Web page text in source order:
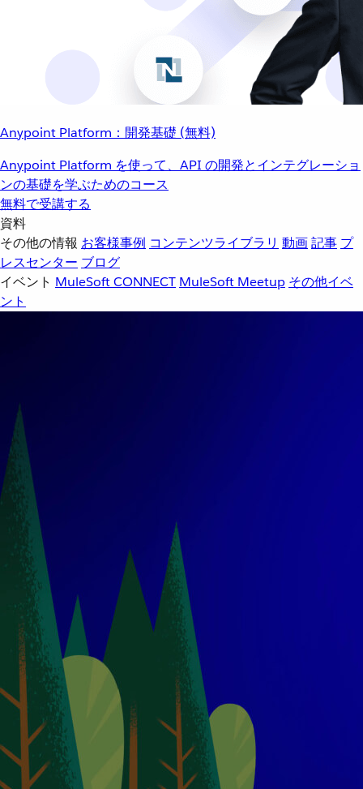
Anypoint Platform：開発基礎 (無料)
Anypoint Platform を使って、API の開発とインテグレーショ
ンの基礎を学ぶためのコース
無料で受講する
資料
その他の情報 お客様事例 コンテンツライブラリ 動画記事 プ
レスセンター ブログ
イベント MuleSoft CONNECT MuleSoft Meetup その他イベ
ント